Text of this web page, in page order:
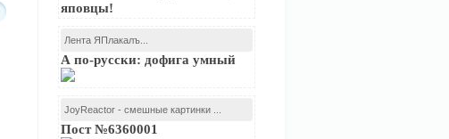
яповцы!
Лента ЯПлакалъ...
А по-русски: дофига умный
JoyReactor - смешные картинки ...
Пост №6360001